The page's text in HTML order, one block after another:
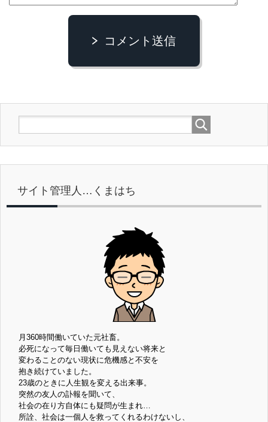
コメント送信
サイト管理人…くまはち
月360時間働いていた元社畜。
必死になって毎日働いても見えない将来と
変わることのない現状に危機感と不安を
抱き続けていました。
23歳のときに人生観を変える出来事。
突然の友人の訃報を聞いて、
社会の在り方自体にも疑問が生まれ…
所詮、社会は一個人を救ってくれるわけないし、